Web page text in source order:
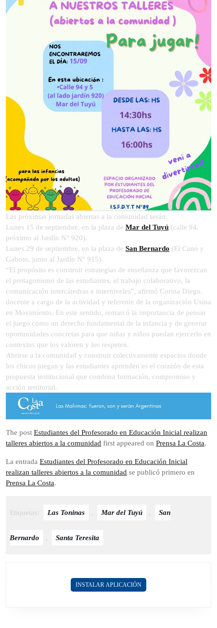
Las próximas jornadas abiertas a la comunidad serán:
Lunes 15 de septiembre, en la plaza de Mar del Tuyú (calle 94,
próximo al Jardín N° 920).
Lunes 29 de septiembre, en la plaza de San Bernardo (El Cano y
Gaboto, junto al Jardín N° 915).
“El propósito es construir estrategias de enseñanza que favorezcan
el protagonismo de las estudiantes, el trabajo colaborativo, la
comunicación intercátedras e interniveles”, afirmó Corina Diego,
docente a cargo de la actividad y referente de la organización Usina
en Movimiento. En este sentido, remarcó la importancia de pensar
el juego como un derecho fundamental de la infancia y de generar
oportunidades concretas para que niñas y niños puedan ejercerlo en
contextos que los valoren y los respeten.
Abrirse a la comunidad y construir colectivamente espacios donde
los chicos juegan y las estudiantes aprenden es el corazón de esta
propuesta institucional que combina formación, compromiso y
acción territorial.
The post Estudiantes del Profesorado en Educación Inicial realizan
talleres abiertos a la comunidad first appeared on Prensa La Costa.
La entrada Estudiantes del Profesorado en Educación Inicial
realizan talleres abiertos a la comunidad se publicó primero en
Prensa La Costa.
Etiquetas: Las Toninas , Mar del Tuyú , San
Bernardo , Santa Teresita
INSTALAR APLICACIÓN